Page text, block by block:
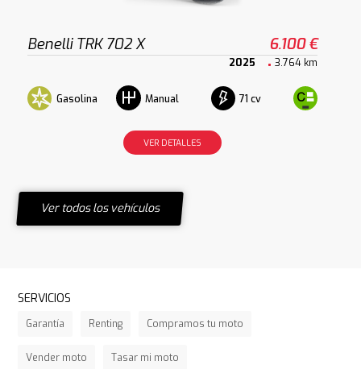
Benelli TRK 702 X 6.100 €
2025 3.764 km
Gasolina Manual 71 cv
VER DETALLES
Ver todos los vehículos
SERVICIOS
Garantía Renting Compramos tu moto
Vender moto Tasar mi moto